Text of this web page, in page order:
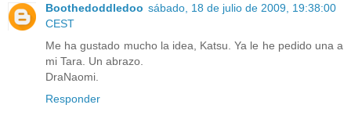
Boothedoddledoo sábado, 18 de julio de 2009, 19:38:00
CEST
Me ha gustado mucho la idea, Katsu. Ya le he pedido una a
mi Tara. Un abrazo.
DraNaomi.
Responder